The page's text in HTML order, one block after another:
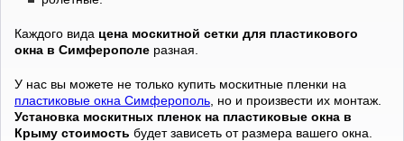
Каждого вида цена москитной сетки для пластикового
окна в Симферополе разная.
У нас вы можете не только купить москитные пленки на
пластиковые окна Симферополь , но и произвести их монтаж.
Установка москитных пленок на пластиковые окна в
Крыму стоимость будет зависеть от размера вашего окна.